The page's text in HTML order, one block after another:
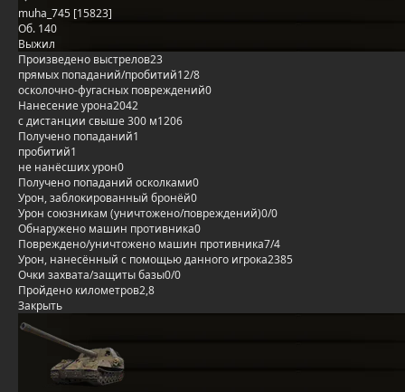
muha_745 [15823]
Об. 140
Выжил
Произведено выстрелов23
прямых попаданий/пробитий12/8
осколочно-фугасных повреждений0
Нанесение урона2042
с дистанции свыше 300 м1206
Получено попаданий1
пробитий1
не нанёсших урон0
Получено попаданий осколками0
Урон, заблокированный бронёй0
Урон союзникам (уничтожено/повреждений)0/0
Обнаружено машин противника0
Повреждено/уничтожено машин противника7/4
Урон, нанесённый с помощью данного игрока2385
Очки захвата/защиты базы0/0
Пройдено километров2,8
Закрыть